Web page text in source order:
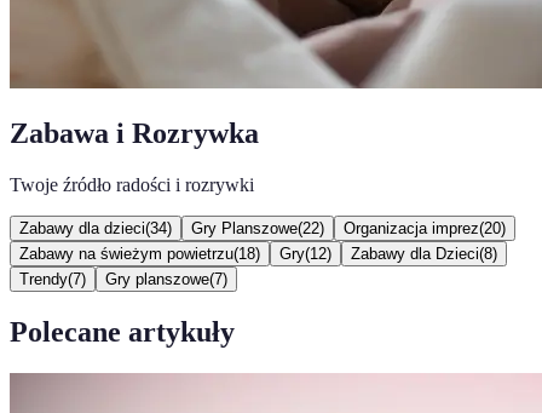
Zabawa i Rozrywka
Twoje źródło radości i rozrywki
Zabawy dla dzieci(34) Gry Planszowe(22) Organizacja imprez(20)
Zabawy na świeżym powietrzu(18) Gry(12) Zabawy dla Dzieci(8)
Trendy(7) Gry planszowe(7)
Polecane artykuły